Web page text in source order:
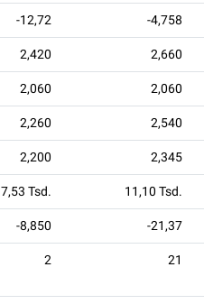
-12,72 -4,758
2,420 2,660
2,060 2,060
2,260 2,540
2,200 2,345
7,53 Tsd. 11,10 Tsd.
-8,850 -21,37
2 21